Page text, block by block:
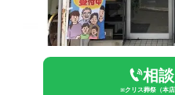
相
※クリス葬祭（本店